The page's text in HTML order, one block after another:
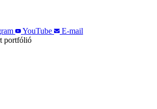
YouTube
E-mail
portfólió